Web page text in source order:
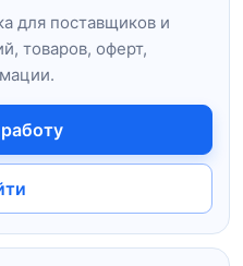
для поставщиков и
товаров, оферт,